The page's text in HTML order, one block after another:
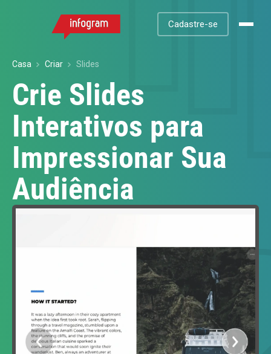
Cadastre-se
Casa Criar Slides
Crie Slides
Interativos para
Impressionar Sua
Audiência